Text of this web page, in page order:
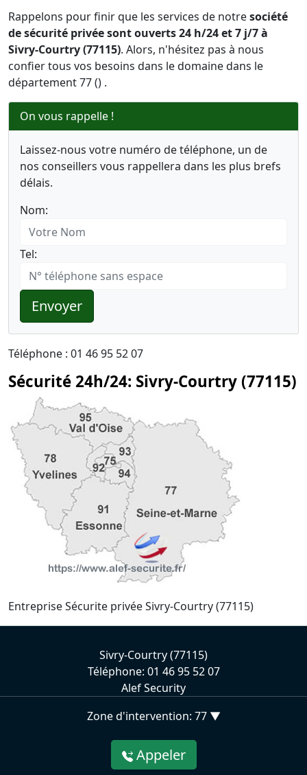
Rappelons pour finir que les services de notresociété
de sécurité privée sont ouverts 24 h/24 et 7 j/7 à
Sivry-Courtry (77115). Alors, n'hésitez pas à nous
confier tous vos besoins dans le domaine dans le
département 77 () .
On vous rappelle !
Laissez-nous votre numéro de téléphone, un de
nos conseillers vous rappellera dans les plus brefs
délais.
Nom:
Tel:
Envoyer
Téléphone : 01 46 95 52 07
Sécurité 24h/24: Sivry-Courtry (77115)
Entreprise Sécurite privée Sivry-Courtry (77115)
Sivry-Courtry (77115)
Téléphone: 01 46 95 52 07
Alef Security
Zone d'intervention: 77 ▼
Appeler